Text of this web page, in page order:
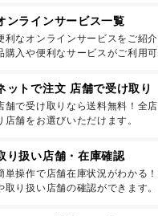
ンラインサービス一覧
利なオンラインサービスをご紹
購入や便利なサービスがご利用可
ットで注文 店舗で受け取り
舗で受け取りなら送料無料！全
店舗をお選びいただけます。
り扱い店舗・在庫確認
単操作で店舗在庫状況がわかる
取り扱い店舗の確認ができます。